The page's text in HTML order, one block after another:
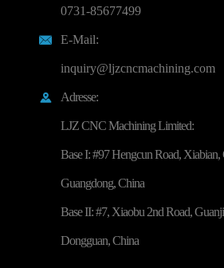
0731-85677499

E-Mail:
inquiry@ljzcncmachining.com

Adresse:
LJZ CNC Machining Limited:
Base I: #97 Hengcun Road, Xiabian,
Guangdong, China
Base II: #7, Xiaobu 2nd Road,
Dongguan, China